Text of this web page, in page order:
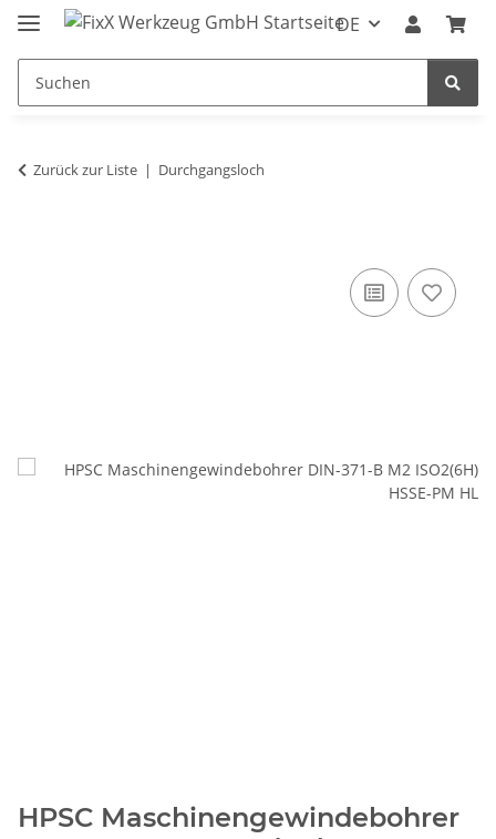
DE
Zurück zur Liste Durchgangsloch
HPSC Maschinengewindebohrer